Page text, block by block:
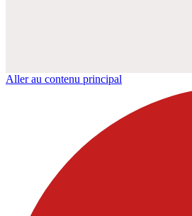
Aller au contenu principal